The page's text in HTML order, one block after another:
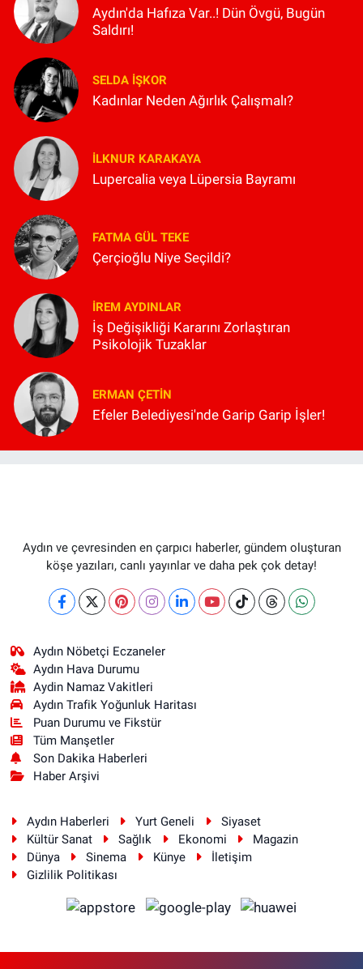
Aydın'da Hafıza Var..! Dün Övgü, Bugün
Saldırı!
SELDA İŞKOR
Kadınlar Neden Ağırlık Çalışmalı?
İLKNUR KARAKAYA
Lupercalia veya Lüpersia Bayramı
FATMA GÜL TEKE
Çerçioğlu Niye Seçildi?
İREM AYDINLAR
İş Değişikliği Kararını Zorlaştıran
Psikolojik Tuzaklar
ERMAN ÇETIN
Efeler Belediyesi'nde Garip Garip İşler!
Aydın ve çevresinden en çarpıcı haberler, gündem oluşturan
köşe yazıları, canlı yayınlar ve daha pek çok detay!
Aydın Nöbetçi Eczaneler
Aydın Hava Durumu
Aydin Namaz Vakitleri
Aydın Trafik Yoğunluk Haritası
Puan Durumu ve Fikstür
Tüm Manşetler
Son Dakika Haberleri
Haber Arşivi
Aydın Haberleri Yurt Geneli
Siyaset
Kültür Sanat
Sağlık Ekonomi
Magazin
Dünya
Sinema Künye
İletişim
Gizlilik Politikası